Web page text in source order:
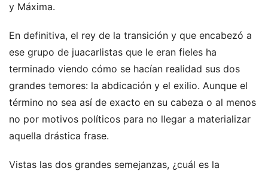
y Máxima.
En definitiva, el rey de la transición y que encabezó a
ese grupo de juacarlistas que le eran fieles ha
terminado viendo cómo se hacían realidad sus dos
grandes temores: la abdicación y el exilio. Aunque el
término no sea así de exacto en su cabeza o al menos
no por motivos políticos para no llegar a materializar
aquella drástica frase.
Vistas las dos grandes semejanzas, ¿cuál es la